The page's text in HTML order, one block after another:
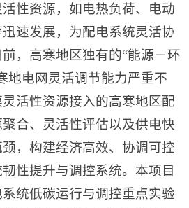
性资源，如电热负荷、电动
速发展，为配电系统灵活协
，高寒地区独有的“能源－环
地电网灵活调节能力严重不
活性资源接入的高寒地区配
合、灵活性评估以及供电快
，构建经济高效、协调可控
性提升与调控系统。本项目
统低碳运行与调控重点实验